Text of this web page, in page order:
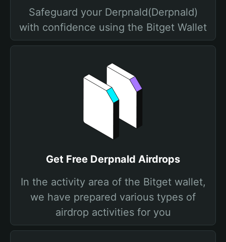
Safeguard your Derpnald(Derpnald)
with confidence using the Bitget Wallet
Get Free Derpnald Airdrops
In the activity area of the Bitget wallet,
we have prepared various types of
airdrop activities for you